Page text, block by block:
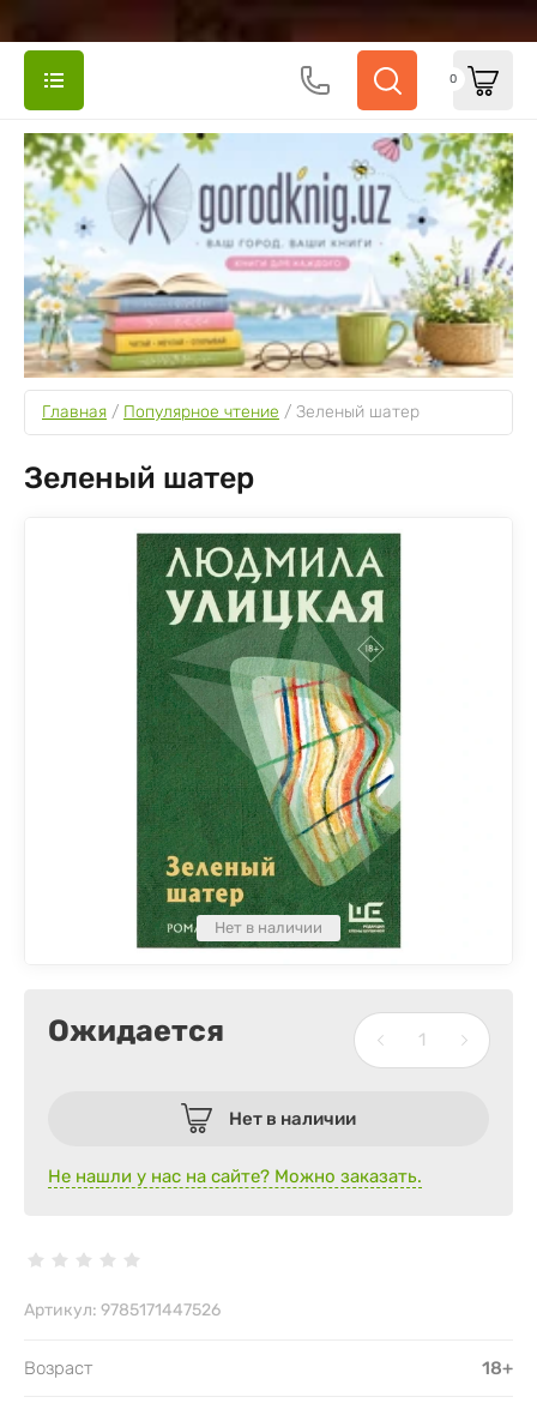
0
Главная / Популярное чтение / Зеленый шатер
Зеленый шатер
Нет в наличии
Ожидается
Нет в наличии
Не нашли у нас на сайте? Можно заказать.
Артикул: 9785171447526
Возраст 18+